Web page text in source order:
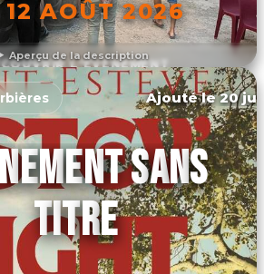
Aperçu de la description
12 AOÛT 2026
L'ÉVÉNEMENT
Ajouté le 20
SANS
TITRE